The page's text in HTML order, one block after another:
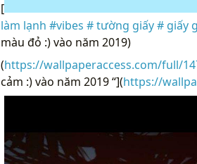
[
làm lạnh #vibes # tường giấy # giấy
màu đỏ :) vào năm 2019)
(https://wallpaperaccess.com/full/
cảm :) vào năm 2019 “](https://